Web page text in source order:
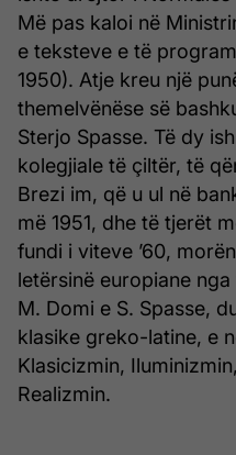
Më pas kaloi në
e teksteve e të
1950). Atje kreu një
themelvënëse së
Sterjo Spasse. Të dy
kolegjiale të çiltër, të
Brezi im, që u ul në
më 1951, dhe të tjerët
fundi i viteve ’60,
letërsinë europiane
M. Domi e S. Spasse,
klasike greko-latine, e
Klasicizmin,
Realizmin.